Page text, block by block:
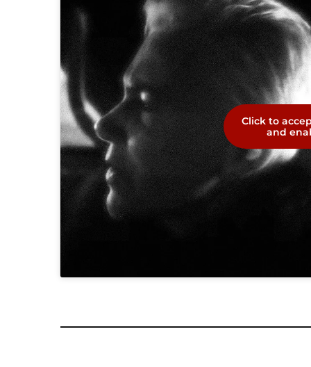
Click to
and